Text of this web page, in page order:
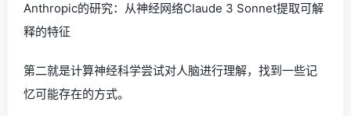
Anthropic的研究：从神经网络Claude 3 Sonnet提取可解
释的特征
第二就是计算神经科学尝试对人脑进行理解，找到一些记
忆可能存在的方式。